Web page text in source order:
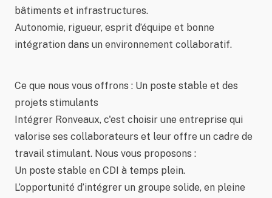
bâtiments et infrastructures.
Autonomie, rigueur, esprit d’équipe et bonne
intégration dans un environnement collaboratif.
Ce que nous vous offrons : Un poste stable et des
projets stimulants
Intégrer Ronveaux, c'est choisir une entreprise qui
valorise ses collaborateurs et leur offre un cadre de
travail stimulant. Nous vous proposons :
Un poste stable en CDI à temps plein.
L’opportunité d’intégrer un groupe solide, en pleine